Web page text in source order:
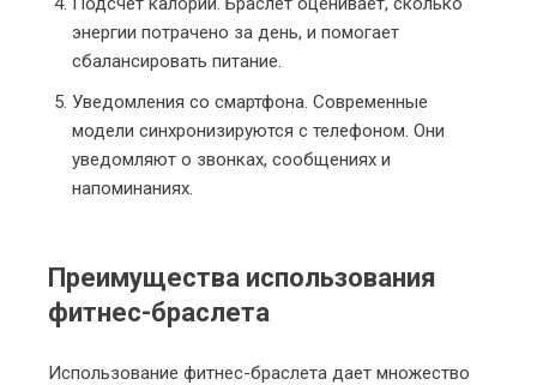
энергии потрачено за день, и помогает
сбалансировать питание.
Уведомления со смартфона. Современные
модели синхронизируются с телефоном. Они
уведомляют о звонках, сообщениях и
напоминаниях.
Преимущества использования
фитнес-браслета
Использование фитнес-браслета дает множество